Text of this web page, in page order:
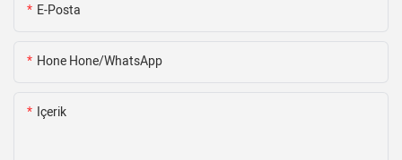
E-Posta
Hone Hone/WhatsApp
Içerik